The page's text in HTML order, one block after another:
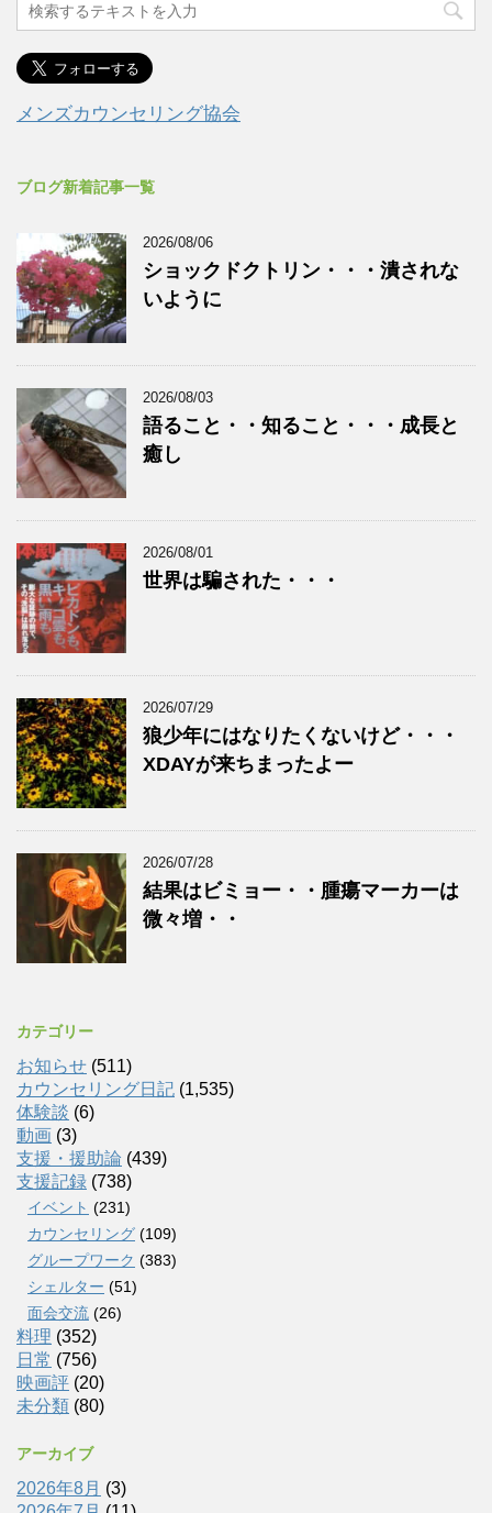
メンズカウンセリング協会
ブログ新着記事一覧
2026/08/06
ショックドクトリン・・・潰されな
いように
2026/08/03
語ること・・知ること・・・成長と
癒し
2026/08/01
世界は騙された・・・
2026/07/29
狼少年にはなりたくないけど・・・
XDAYが来ちまったよー
2026/07/28
結果はビミョー・・腫瘍マーカーは
微々増・・
カテゴリー
お知らせ (511)
カウンセリング日記 (1,535)
体験談 (6)
動画 (3)
支援・援助論 (439)
支援記録 (738)
イベント (231)
カウンセリング (109)
グループワーク (383)
シェルター (51)
面会交流 (26)
料理 (352)
日常 (756)
映画評 (20)
未分類 (80)
アーカイブ
2026年8月 (3)